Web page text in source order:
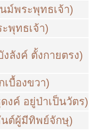
ม์พระพุทธเจ้า)
พุทธเจ้า)
ลังค์ ตั้งกายตรง)
เบื้องขวา)
งค์ อยู่ป่าเป็นวัตร)
ต์ผู้มีทิพย์จักษุ)